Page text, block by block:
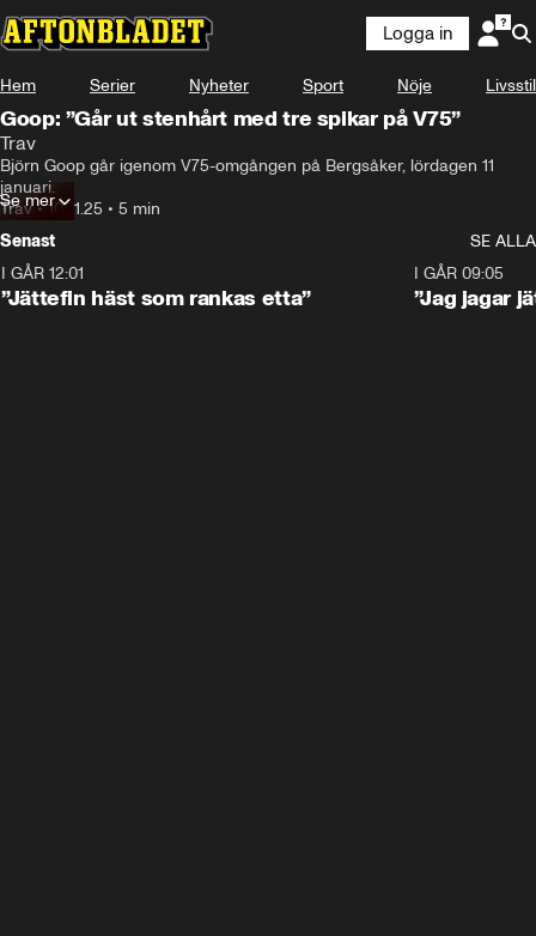
Logga in
Hem Serier Nyheter Sport Nöje Livsstil
Goop: ”Går ut stenhårt med tre spikar på V75”
Trav
Björn Goop går igenom V75-omgången på Bergsåker, lördagen 11
januari.
Trav•10.01.25 • 5 min
Se mer
Senast
SE ALLA
I GÅR 12:01
”Jättefin häst som rankas etta”
I GÅR 09:05
”Jag jagar